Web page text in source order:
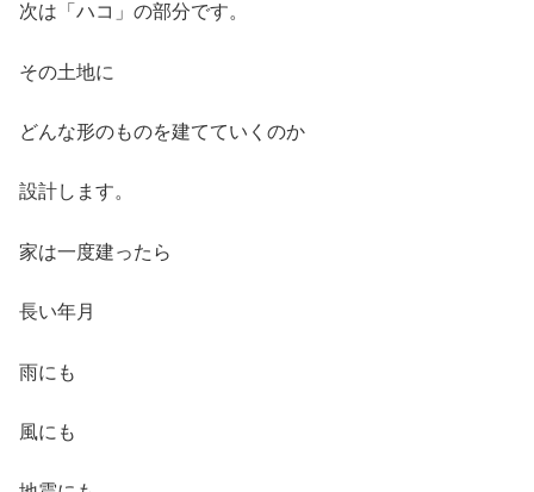
次は「ハコ」の部分です。
その土地に
どんな形のものを建てていくのか
設計します。
家は一度建ったら
長い年月
雨にも
風にも